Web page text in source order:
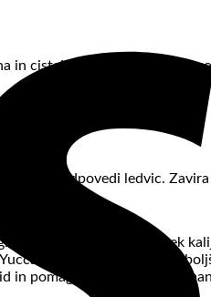
in cisteina, ter je bistvenega
in odpovedi ledvic.
zmanjšuje nastanek
Schidigera ekstrakta
pomaga pri prečevanju